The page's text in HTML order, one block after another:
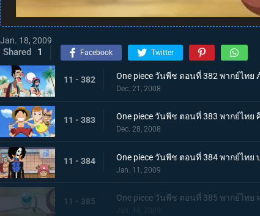
Jan. 18, 2009
Shared 1 Facebook Twitter
11 - 382 One piece วันพีช ตอนที่ 382 พากย์ไทย
Dec. 21, 2008
11 - 383 One piece วันพีช ตอนที่ 383 พากย์ไท
Dec. 28, 2008
11 - 384 One piece วันพีช ตอนที่ 384 พากย์ไท
Jan. 11, 2009
11 - 385 One piece วันพีช ตอนที่ 385 พากย์ไท
Jan. 18, 2009